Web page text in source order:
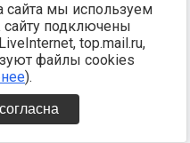
мы используем
сайту подключены
top.mail.ru,
файлы cookies
).